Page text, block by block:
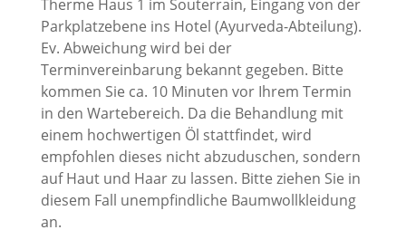
Therme Haus 1 im Souterrain, Eingang von der
Parkplatzebene ins Hotel (Ayurveda-Abteilung).
Ev. Abweichung wird bei der
Terminvereinbarung bekannt gegeben. Bitte
kommen Sie ca. 10 Minuten vor Ihrem Termin
in den Wartebereich. Da die Behandlung mit
einem hochwertigen Öl stattfindet, wird
empfohlen dieses nicht abzuduschen, sondern
auf Haut und Haar zu lassen. Bitte ziehen Sie in
diesem Fall unempfindliche Baumwollkleidung
an.